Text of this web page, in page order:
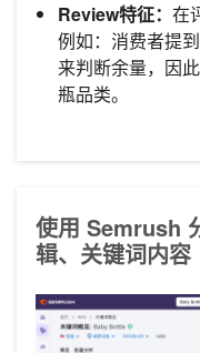
Review特征： 在
例如：消费者提
来判断余量，因
瓶品类。
使用 Semrush
辑、关键词内容